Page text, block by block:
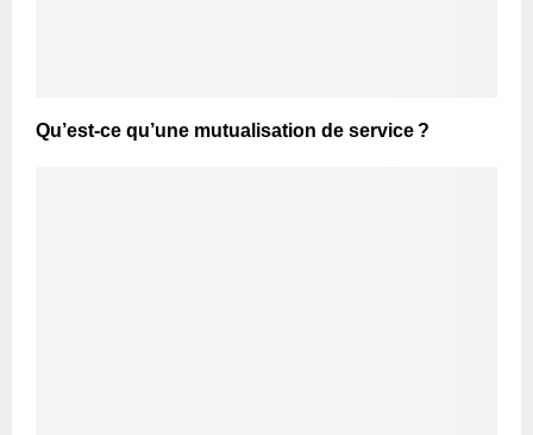
Qu’est-ce qu’une mutualisation de service ?